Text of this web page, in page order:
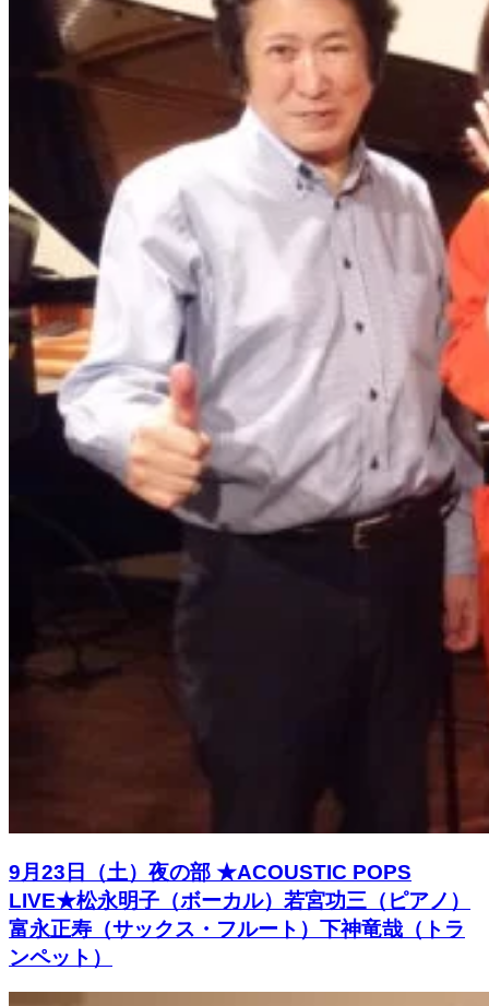
9月23日（土）夜の部 ★ACOUSTIC POPS
LIVE★松永明子（ボーカル）若宮功三（ピアノ）
富永正寿（サックス・フルート）下神竜哉（トラ
ンペット）